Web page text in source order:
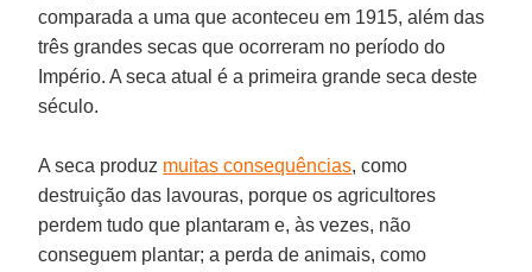
comparada a uma que aconteceu em 1915, além das
três grandes secas que ocorreram no período do
Império. A seca atual é a primeira grande seca deste
século.
A seca produz muitas consequências, como
destruição das lavouras, porque os agricultores
perdem tudo que plantaram e, às vezes, não
conseguem plantar; a perda de animais, como